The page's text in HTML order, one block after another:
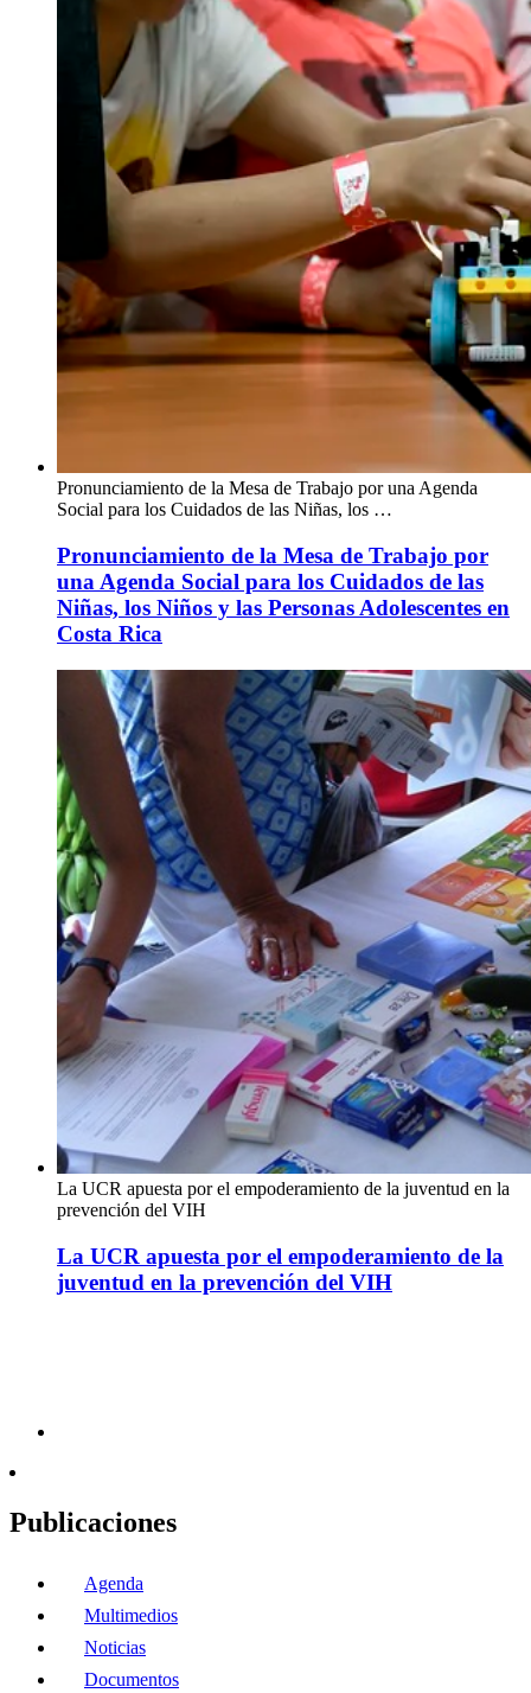
Pronunciamiento de la Mesa de Trabajo por una Agenda
Social para los Cuidados de las Niñas, los …
Pronunciamiento de la Mesa de Trabajo por
una Agenda Social para los Cuidados de las
Niñas, los Niños y las Personas Adolescentes en
Costa Rica
La UCR apuesta por el empoderamiento de la juventud en la
prevención del VIH
La UCR apuesta por el empoderamiento de la
juventud en la prevención del VIH
Publicaciones
Agenda
Multimedios
Noticias
Documentos